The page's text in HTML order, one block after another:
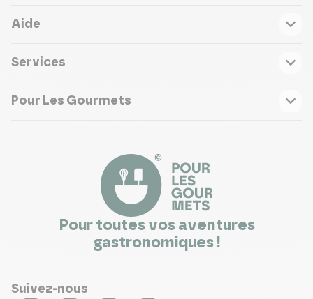
Aide
Services
Pour Les Gourmets
Pour toutes vos aventures
gastronomiques !
Suivez-nous